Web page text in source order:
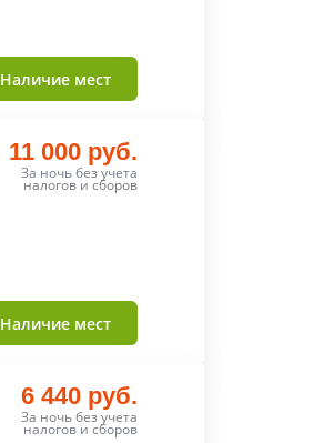
Наличие мест
11 000 руб.
За ночь без учета
налогов и сборов
Наличие мест
6 440 руб.
За ночь без учета
налогов и сборов